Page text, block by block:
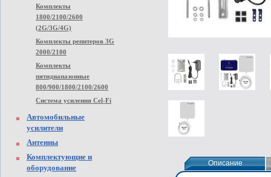
Комплекты
1800/2100/2600
(2G/3G/4G)
Комплекты репитеров 3G
2000/2100
Комплекты
пятидиапазонные
800/900/1800/2100/2600
Система усиления Cel-Fi
Автомобильные
усилители
Антенны
Комплектующие и
оборудование
Описание
Описание